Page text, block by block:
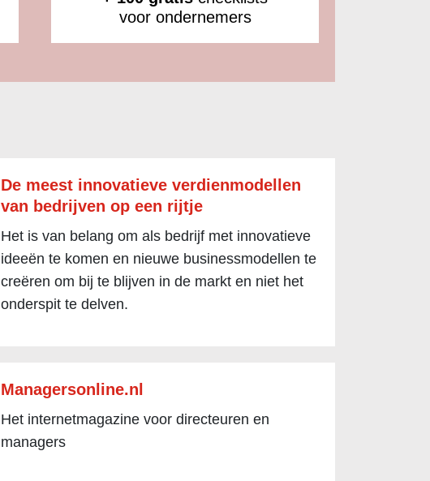
voor ondernemers
De meest innovatieve verdienmodellen
van bedrijven op een rijtje
Het is van belang om als bedrijf met innovatieve
ideeën te komen en nieuwe businessmodellen te
creëren om bij te blijven in de markt en niet het
onderspit te delven.
Managersonline.nl
Het internetmagazine voor directeuren en
managers